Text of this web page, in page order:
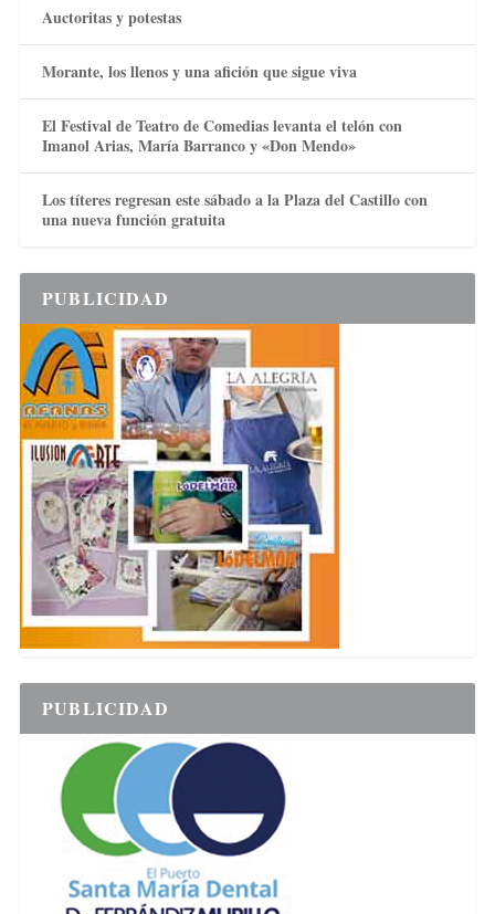
Auctoritas y potestas
Morante, los llenos y una afición que sigue viva
El Festival de Teatro de Comedias levanta el telón con
Imanol Arias, María Barranco y «Don Mendo»
Los títeres regresan este sábado a la Plaza del Castillo con
una nueva función gratuita
PUBLICIDAD
PUBLICIDAD